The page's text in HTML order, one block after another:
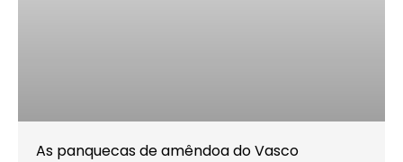
As panquecas de amêndoa do Vasco